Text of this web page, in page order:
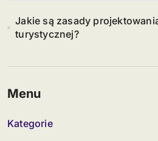
Jakie są zasady
turystycznej?
Menu
Kategorie